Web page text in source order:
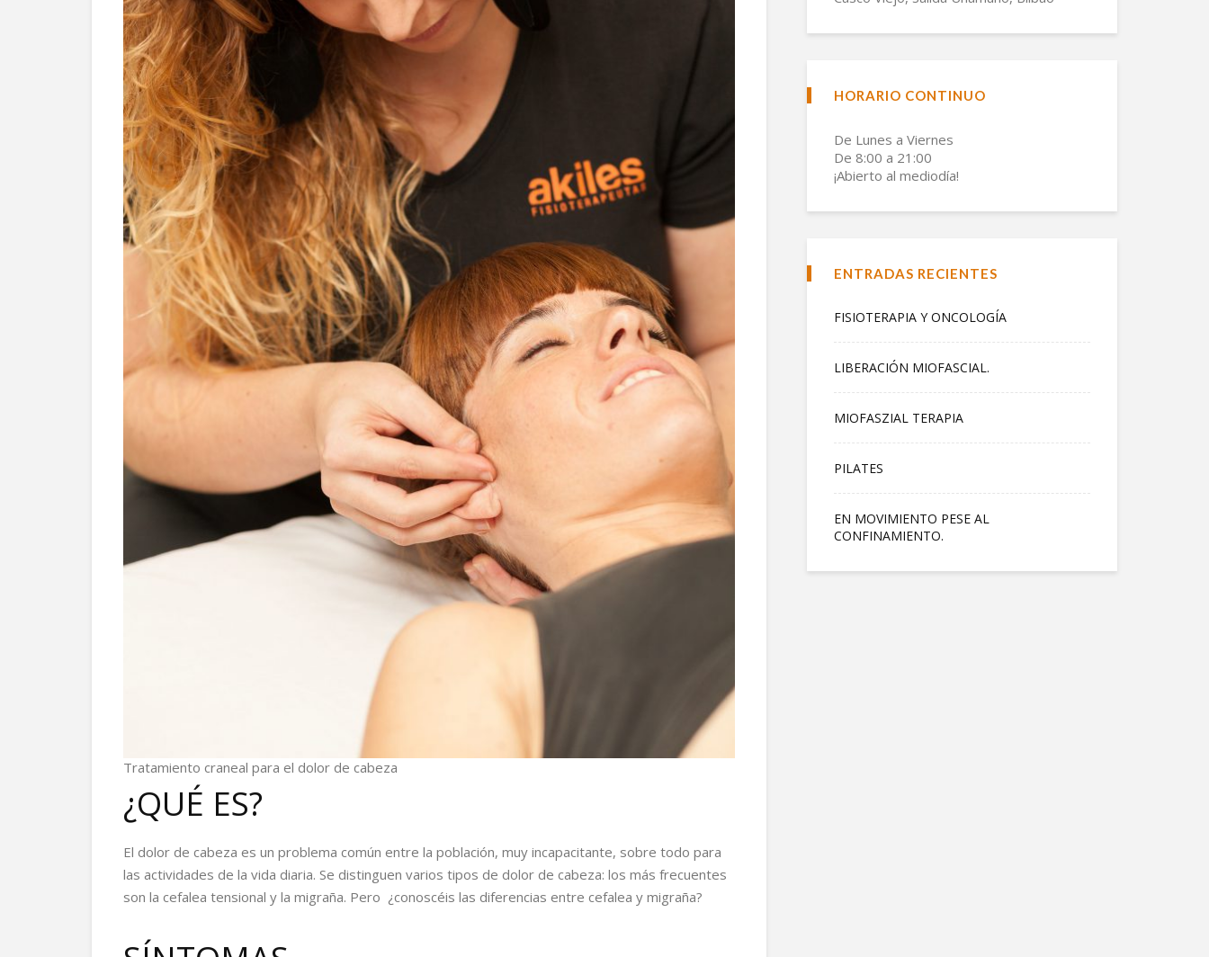
Tratamiento craneal para el dolor de cabeza
¿QUÉ ES?
El dolor de cabeza es un problema común entre la población, muy incapacitante, sobre todo para
las actividades de la vida diaria. Se distinguen varios tipos de dolor de cabeza: los más frecuentes
son la cefalea tensional y la migraña. Pero ¿conoscéis las diferencias entre cefalea y migraña?
HORARIO CONTINUO
De Lunes a Viernes
De 8:00 a 21:00
¡Abierto al mediodía!
ENTRADAS RECIENTES
FISIOTERAPIA Y ONCOLOGÍA
LIBERACIÓN MIOFASCIAL.
MIOFASZIAL TERAPIA
PILATES
EN MOVIMIENTO PESE AL
CONFINAMIENTO.